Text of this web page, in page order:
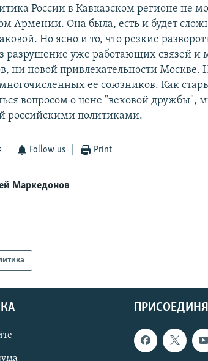
России в Кавказском регионе не
Армении. Она была, есть и будет
Но ясно и то, что резкие
разрушение уже работающих связей и
ни новой привлекательности Москве.
ее союзников. Как
вопросом о цене "вековой дружбы",
российскими политиками.
Follow us Print
Маркедонов